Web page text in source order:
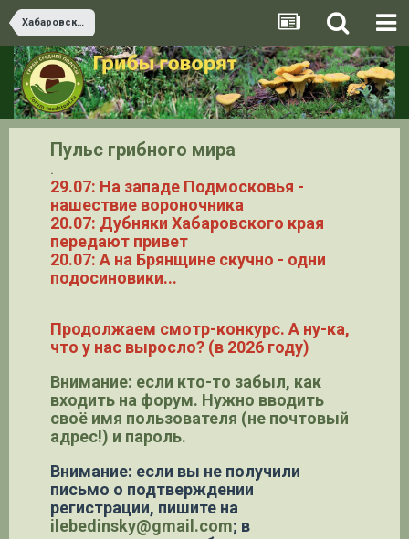
Хабаровский край
Пульс грибного мира
.
29.07: На западе Подмосковья -
нашествие вороночника
20.07: Дубняки Хабаровского края
передают привет
20.07: А на Брянщине скучно - одни
подосиновики...
Продолжаем смотр-конкурс. А ну-ка,
что у нас выросло? (в 2026 году)
Внимание: если кто-то забыл, как
входить на форум. Нужно вводить
своё имя пользователя (не почтовый
адрес!) и пароль.
Внимание: если вы не получили
письмо о подтверждении
регистрации, пишите на
ilebedinsky@gmail.com; в